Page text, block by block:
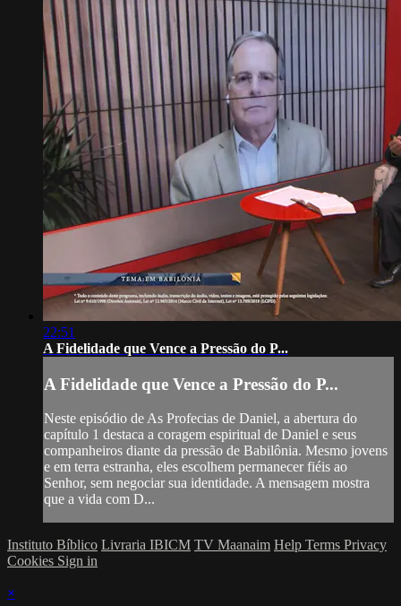
22:51
A Fidelidade que Vence a Pressão do P...
A Fidelidade que Vence a Pressão do P...
Neste episódio de As Profecias de Daniel, a abertura do
capítulo 1 destaca a coragem espiritual de Daniel e seus
companheiros diante da pressão de Babilônia. Mesmo jovens
e em terra estranha, eles escolhem permanecer fiéis ao
Senhor, sem negociar sua identidade. A mensagem mostra
que a vida com D...
Instituto Bíblico Livraria IBICM TV Maanaim Help Terms Privacy
Cookies Sign in
×